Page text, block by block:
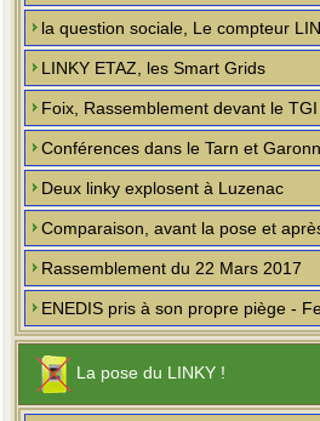
la question sociale, Le compteur
LINKY ETAZ, les Smart Grids
Foix, Rassemblement devant le
Conférences dans le Tarn et
Deux linky explosent à Luzenac
Comparaison, avant la pose et
Rassemblement du 22 Mars 2017
ENEDIS pris à son propre piège -
La pose du LINKY !